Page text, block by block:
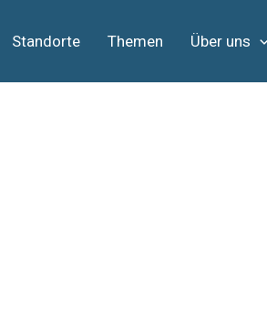
Standorte Themen Über uns